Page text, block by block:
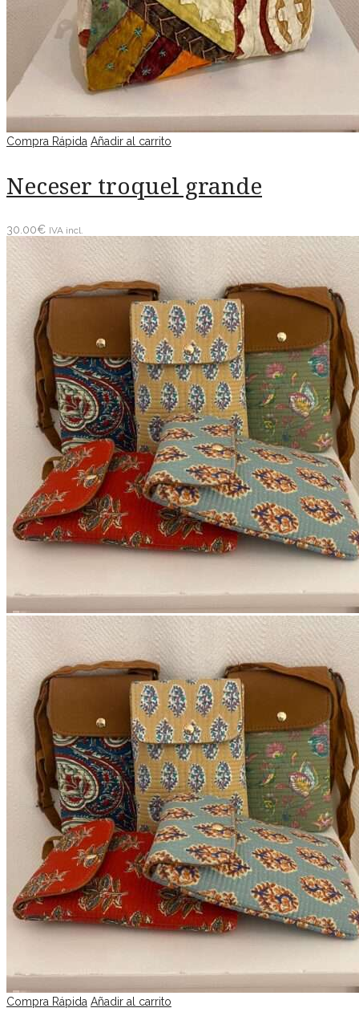
Compra Rápida Añadir al carrito
Neceser troquel grande
30.00€ IVA incl.
Compra Rápida Añadir al carrito